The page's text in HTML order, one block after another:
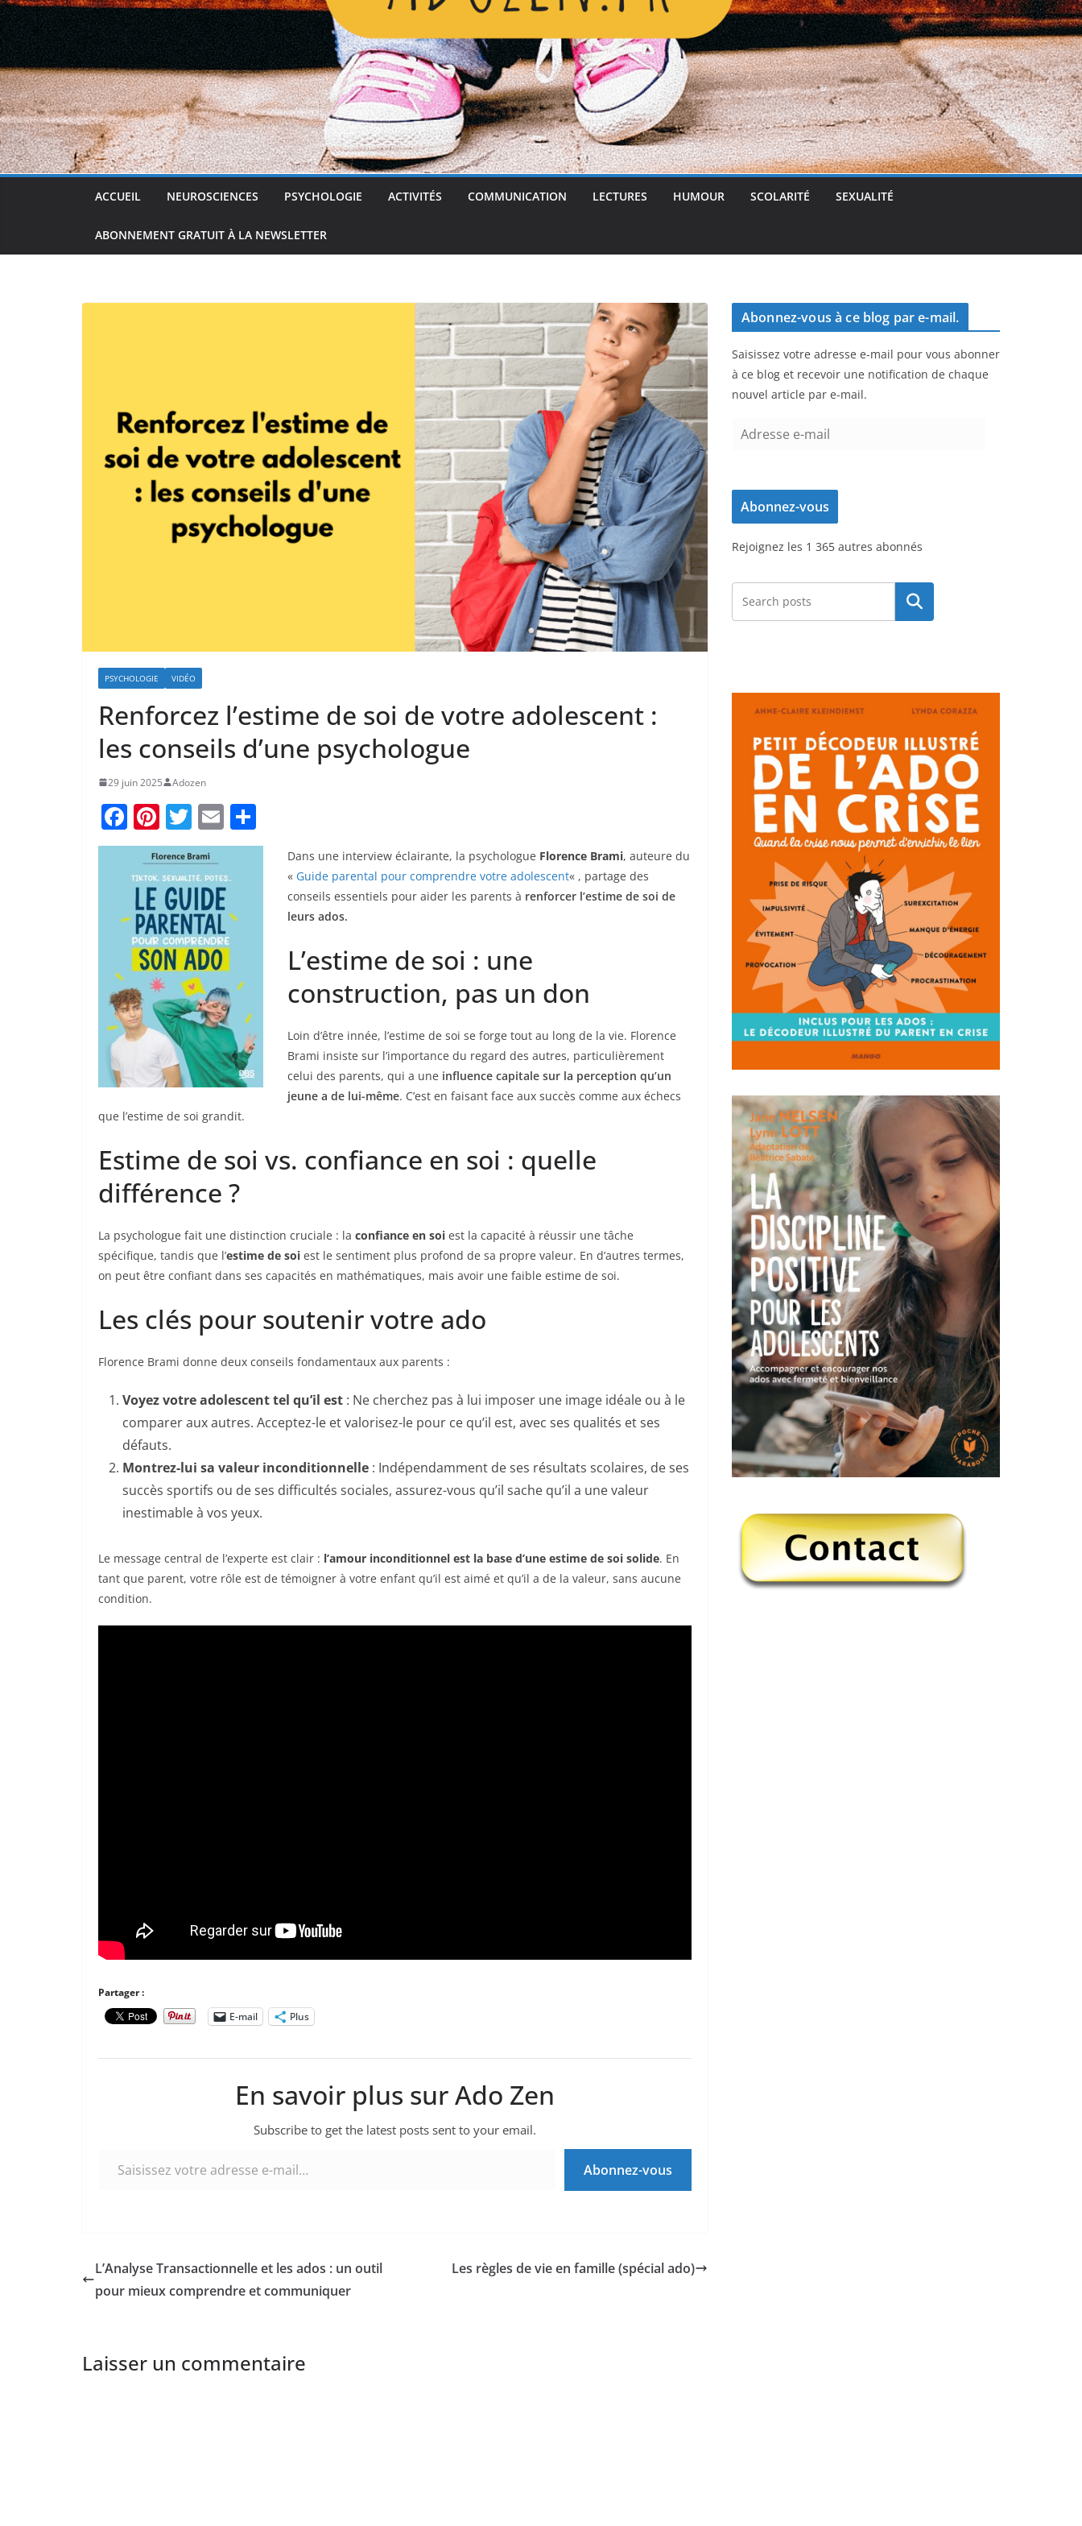
ACCUEIL NEUROSCIENCES PSYCHOLOGIE ACTIVITÉS COMMUNICATION LECTURES HUMOUR SCOLARITÉ SEXUALITÉ
ABONNEMENT GRATUIT À LA NEWSLETTER
PSYCHOLOGIE VIDÉO
Renforcez l’estime de soi de votre adolescent :
les conseils d’une psychologue
29 juin 2025 Adozen
F
a
c
e
b
o
o
k
Pi
nt
er
e
st
T
w
itt
er
E
m
ai
l
ar Dans une interview éclairante, la psychologue Florence Brami, auteure du
« Guide parental pour comprendre votre adolescent« , partage des
conseils essentiels pour aider les parents à renforcer l’estime de soi de
leurs ados.
L’estime de soi : une
construction, pas un don
Loin d’être innée, l’estime de soi se forge tout au long de la vie. Florence
Brami insiste sur l’importance du regard des autres, particulièrement
celui des parents, qui a une influence capitale sur la perception qu’un
jeune a de lui-même. C’est en faisant face aux succès comme aux échecs
que l’estime de soi grandit.
Estime de soi vs. confiance en soi : quelle
différence ?
La psychologue fait une distinction cruciale : la confiance en soi est la capacité à réussir une tâche
spécifique, tandis que l’estime de soi est le sentiment plus profond de sa propre valeur. En d’autres termes,
on peut être confiant dans ses capacités en mathématiques, mais avoir une faible estime de soi.
Les clés pour soutenir votre ado
Florence Brami donne deux conseils fondamentaux aux parents :
Voyez votre adolescent tel qu’il est : Ne cherchez pas à lui imposer une image idéale ou à le
comparer aux autres. Acceptez-le et valorisez-le pour ce qu’il est, avec ses qualités et ses
défauts.
Montrez-lui sa valeur inconditionnelle : Indépendamment de ses résultats scolaires, de ses
succès sportifs ou de ses difficultés sociales, assurez-vous qu’il sache qu’il a une valeur
inestimable à vos yeux.
Le message central de l’experte est clair : l’amour inconditionnel est la base d’une estime de soi solide. En
tant que parent, votre rôle est de témoigner à votre enfant qu’il est aimé et qu’il a de la valeur, sans aucune
condition.
Partager :
E-mail
Plus
En savoir plus sur Ado Zen
Subscribe to get the latest posts sent to your email.
Abonnez-vous
L’Analyse Transactionnelle et les ados : un outil
pour mieux comprendre et communiquer
Les règles de vie en famille (spécial ado)
Laisser un commentaire
Abonnez-vous à ce blog par e-mail.
Saisissez votre adresse e-mail pour vous abonner
à ce blog et recevoir une notification de chaque
nouvel article par e-mail.
e
s
e
-
Abonnez-vous
Rejoignez les 1 365 autres abonnés
Rechercher
g
e
r